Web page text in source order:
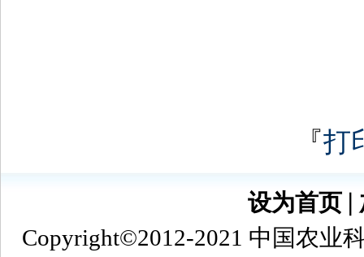
『打
设为首页
Copyright©2012-2021 中国农业